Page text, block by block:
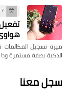
17
ميزة تسجيل المكالمات
الذكية بصفة مستمرة
سجل معنا